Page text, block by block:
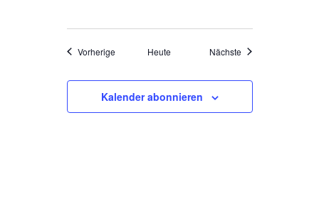
VorherigeVeranstaltungen
Heute Nächste Veranstaltungen
Kalender abonnieren